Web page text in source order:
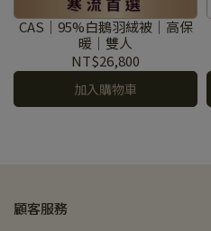
CAS｜95%白鵝羽絨被｜高保
暖｜雙人
NT$26,800
加入購物車
顧客服務